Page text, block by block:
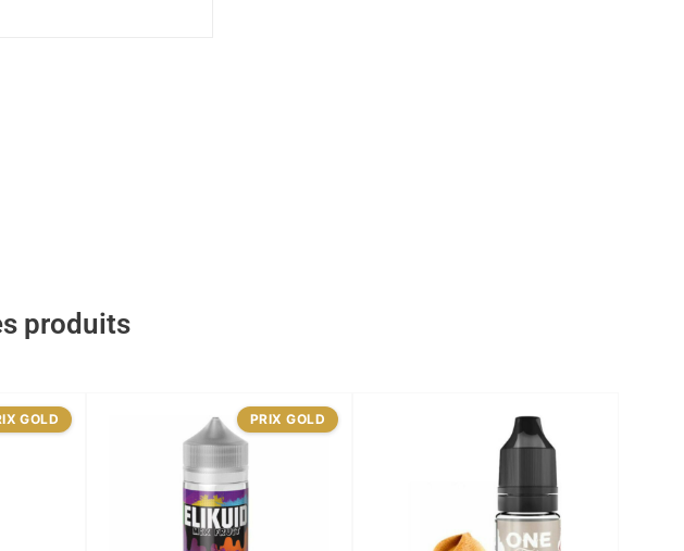
produits
GOLD PRIX GOLD